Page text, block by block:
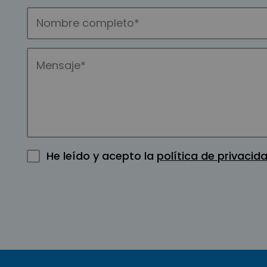
He leído y acepto la política de